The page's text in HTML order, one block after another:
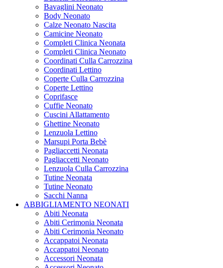
Bavaglini Neonato
Body Neonato
Calze Neonato Nascita
Camicine Neonato
Completi Clinica Neonata
Completi Clinica Neonato
Coordinati Culla Carrozzina
Coordinati Lettino
Coperte Culla Carrozzina
Coperte Lettino
Coprifasce
Cuffie Neonato
Cuscini Allattamento
Ghettine Neonato
Lenzuola Lettino
Marsupi Porta Bebè
Pagliaccetti Neonata
Pagliaccetti Neonato
Lenzuola Culla Carrozzina
Tutine Neonata
Tutine Neonato
Sacchi Nanna
ABBIGLIAMENTO NEONATI
Abiti Neonata
Abiti Cerimonia Neonata
Abiti Cerimonia Neonato
Accappatoi Neonata
Accappatoi Neonato
Accessori Neonata